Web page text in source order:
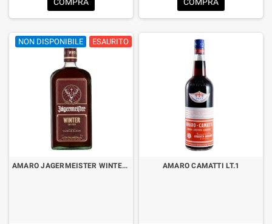
COMPRA COMPRA
NON DISPONIBILE ESAURITO
AMARO JAGERMEISTER WINTER EDITION CL.70 AMARO CAMATTI LT.1